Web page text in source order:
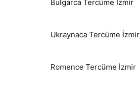
Bulgarca Tercüme İzmir
Ukraynaca Tercüme İzmir
Romence Tercüme İzmir